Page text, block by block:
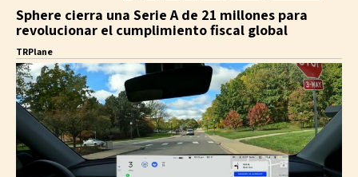
Sphere cierra una Serie A de 21 millones para
revolucionar el cumplimiento fiscal global
TRPlane